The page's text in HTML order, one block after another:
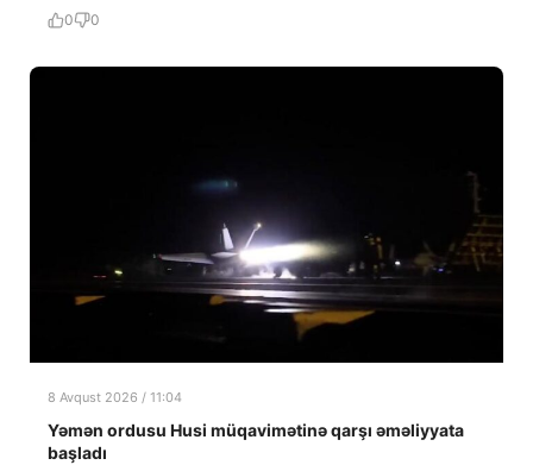
0 0
8 Avqust 2026 / 11:04
Yəmən ordusu Husi müqavimətinə qarşı əməliyyata
başladı